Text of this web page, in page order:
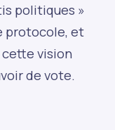
politiques »
protocole, et
vision
de vote.